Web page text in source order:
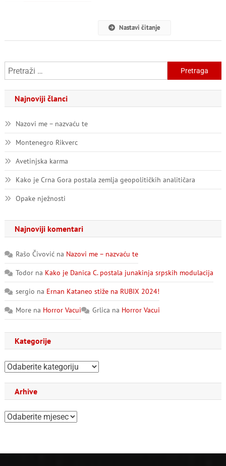
Nastavi čitanje
Pretraga:
Najnoviji članci
Nazovi me – nazvaću te
Montenegro Rikverc
Avetinjska karma
Kako je Crna Gora postala zemlja geopolitičkih analitičara
Opake nježnosti
Najnoviji komentari
Rašo Čivovićna Nazovi me – nazvaću te
Todorna Kako je Danica C. postala junakinja srpskih modulacija
sergio na Ernan Kataneo stiže na RUBIX 2024!
Morena Horror Vacui Grlica na Horror Vacui
Kategorije
Kategorije
Arhive
Arhive